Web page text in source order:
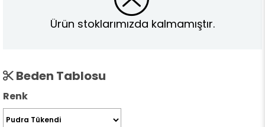
Ürün stoklarımızda kalmamıştır.
Beden Tablosu
Renk